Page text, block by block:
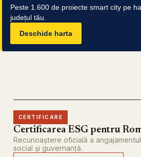
Peste 1.600 de proiecte smart city pe
județul tău.
Deschide harta
CERTIFICARE
Certificarea ESG pentru
Recunoaștere oficială a
social și guvernanță.